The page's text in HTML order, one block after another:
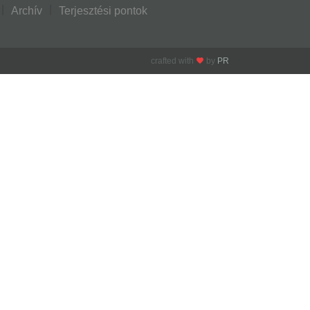
Archív Terjesztési pontok
crafted with by PR